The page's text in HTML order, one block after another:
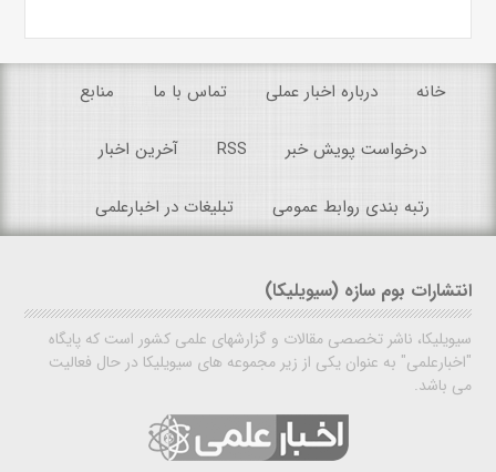
خانه درباره اخبار عملی تماس با ما منابع
درخواست پویش خبر RSS آخرین اخبار
رتبه بندی روابط عمومی تبلیغات در اخبارعلمی
انتشارات بوم سازه (سیویلیکا)
سیویلیکا، ناشر تخصصی مقالات و گزارشهای علمی کشور است که پایگاه
"اخبارعلمی" به عنوان یکی از زیر مجموعه های سیویلیکا در حال فعالیت
می باشد.